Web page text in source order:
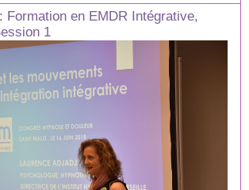
Formation en EMDR Intégrative,
1